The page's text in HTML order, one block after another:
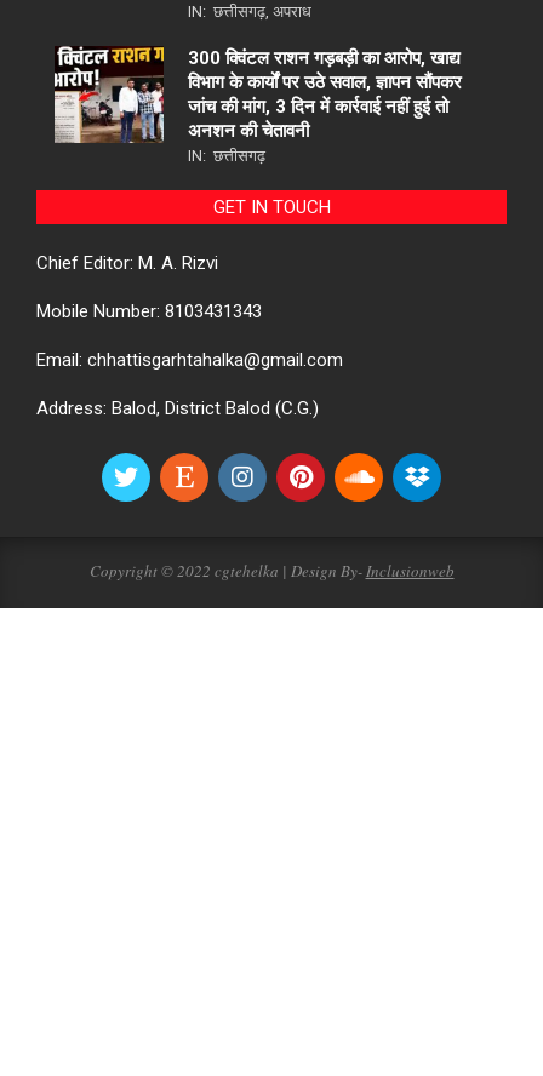
IN: छत्तीसगढ़, अपराध
300 क्विंटल राशन गड़बड़ी का आरोप, खाद्य
विभाग के कार्यों पर उठे सवाल, ज्ञापन सौंपकर
जांच की मांग, 3 दिन में कार्रवाई नहीं हुई तो
अनशन की चेतावनी
IN: छत्तीसगढ़
GET IN TOUCH
Chief Editor: M. A. Rizvi
Mobile Number: 8103431343
Email: chhattisgarhtahalka@gmail.com
Address: Balod, District Balod (C.G.)
Copyright © 2022 cgtehelka | Design By-Inclusionweb